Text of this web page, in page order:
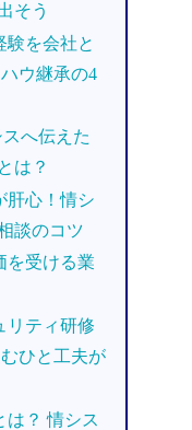
そう
験を会社と
ウ継承の4
へ伝えた
は？
肝心！情シ
談のコツ
を受ける業
リティ研修
ひと工夫が
は？ 情シス